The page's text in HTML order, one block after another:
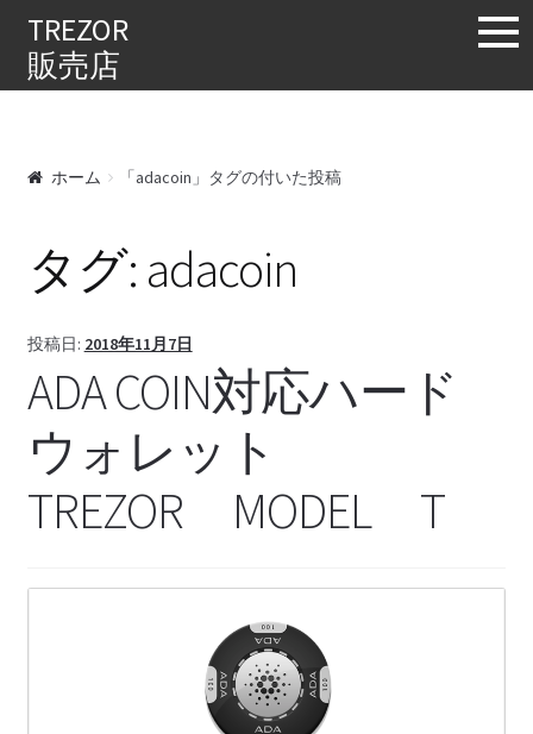
TREZOR
販売店
ホーム 「adacoin」タグの付いた投稿
タグ: adacoin
投稿日: 2018年11月7日
ADA COIN対応ハード
ウォレット
TREZOR MODEL T